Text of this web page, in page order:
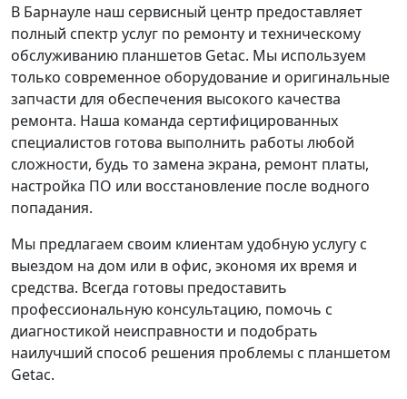
В Барнауле наш сервисный центр предоставляет
полный спектр услуг по ремонту и техническому
обслуживанию планшетов Getac. Мы используем
только современное оборудование и оригинальные
запчасти для обеспечения высокого качества
ремонта. Наша команда сертифицированных
специалистов готова выполнить работы любой
сложности, будь то замена экрана, ремонт платы,
настройка ПО или восстановление после водного
попадания.
Мы предлагаем своим клиентам удобную услугу с
выездом на дом или в офис, экономя их время и
средства. Всегда готовы предоставить
профессиональную консультацию, помочь с
диагностикой неисправности и подобрать
наилучший способ решения проблемы с планшетом
Getac.